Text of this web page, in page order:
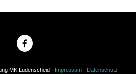
MK Lüdenscheid · Impressum· Datenschutz